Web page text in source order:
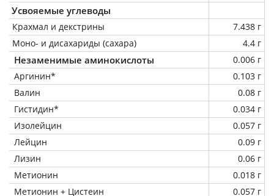
Усвояемые углеводы
Крахмал и декстрины
7.438 г
Моно- и дисахариды (сахара)
4.4 г
Незаменимые аминокислоты
0.006 г
Аргинин*
0.103 г
Валин
0.08 г
Гистидин*
0.034 г
Изолейцин
0.057 г
Лейцин
0.09 г
Лизин
0.06 г
Метионин
0.018 г
Метионин + Цистеин
0.057 г